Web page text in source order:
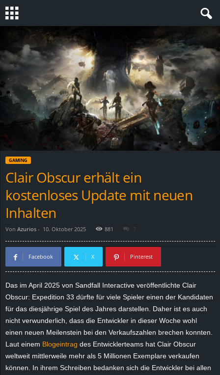
t
e
GAMING
Clair Obscur erhält ein
kostenloses Update mit neuen
Inhalten
Von Azurios - 10. Oktober 2025 881 7
Facebook X Pinterest
Das im April 2025 von Sandfall Interactive veröffentlichte Clair
Obscur: Expedition 33 dürfte für viele Spieler einen der Kandidaten
für das diesjährige Spiel des Jahres darstellen. Daher ist es auch
nicht verwunderlich, dass die Entwickler in dieser Woche wohl
einen neuen Meilenstein bei den Verkaufszahlen brechen konnten.
Laut einem Blogeintrag des Entwicklerteams hat Clair Obscur
weltweit mittlerweile mehr als 5 Millionen Exemplare verkaufen
können. In ihrem Schreiben bedanken sich die Entwickler bei allen